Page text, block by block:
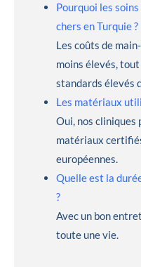
Pourquoi les
chers en Turquie ?
Les coûts de
moins élevés,
standards élevés
Les matériaux
Oui, nos
matériaux
européennes.
Quelle est la
?
Avec un bon
toute une vie.